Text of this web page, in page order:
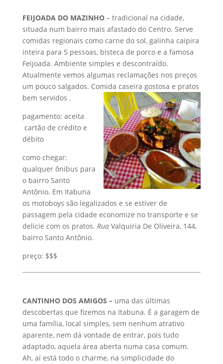
FEIJOADA DO MAZINHO– tradicional na cidade,
situada num bairro mais afastado do Centro. Serve
comidas regionais como carne do sol, galinha caipira
inteira para 5 pessoas, bisteca de porco e a famosa
Feijoada. Ambiente simples e descontraído.
Atualmente vemos algumas reclamações nos preços
um pouco salgados. Comida caseira gostosa e pratos
bem servidos .
pagamento: aceita
cartão de crédito e
débito
como chegar:
qualquer ônibus para
o bairro Santo
Antônio. Em Itabuna
os motoboys são legalizados e se estiver de
passagem pela cidade economize no transporte e se
delicie com os pratos. Rua Valquiria De Oliveira, 144,
bairro Santo Antônio.
preço: $$$
CANTINHO DOS AMIGOS – uma das últimas
descobertas que fizemos na Itabuna. É a garagem de
uma família, local simples, sem nenhum atrativo
aparente, nem dá vontade de entrar, pois tudo
adaptado, aquela área aberta numa casa comum.
Ah, aí está todo o charme, na simplicidade do